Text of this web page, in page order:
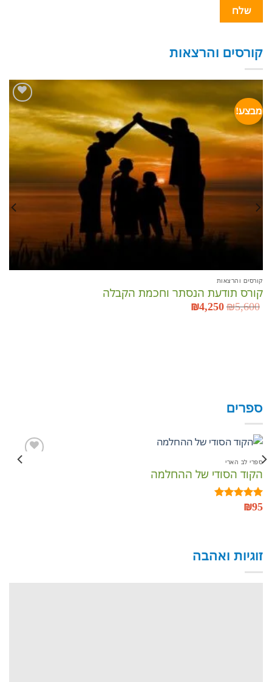
קורסים והרצאות
מבצע!
הוסף
לרשימת
המשאלות
קורסים והרצאות
קורס תודעת הנסתר וחכמת הקבלה
₪5,600 המחיר
המקורי₪4,250
ספרים
ספרי לב הארי
הקוד הסודי של ההחלמה
דורג
₪95
זוגיות ואהבה